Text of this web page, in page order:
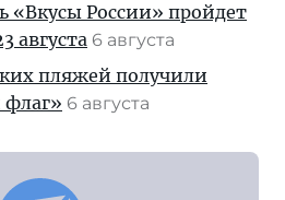
«Вкусы России» пройдет
августа 6 августа
пляжей получили
флаг» 6 августа